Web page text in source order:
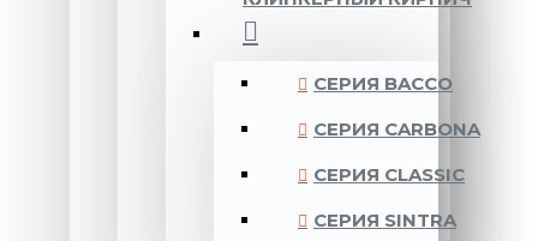
CЕРИЯ BACCO
CЕРИЯ CARBONA
CЕРИЯ CLASSIC
CЕРИЯ SINTRA